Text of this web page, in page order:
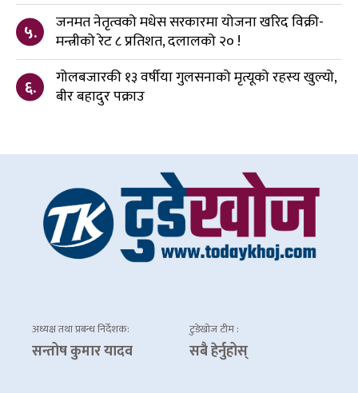
५.
जनमत नेतृत्वको मधेस सरकारमा योजना खरिद विक्री-
मन्त्रीको रेट ८ प्रतिशत, दलालको २० !
६.
गोलबजारकी १३ वर्षीया गुलसनाको मृत्यूको रहस्य खुल्यो,
बीर बहादुर पक्राउ
अध्यक्ष तथा प्रबन्ध निर्देशक:
सन्तोष कुमार यादव
टुडेखोज टीम :
सबै हेर्नुहोस्